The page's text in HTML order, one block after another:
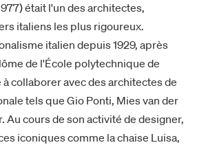
était l'un des architectes,
italiens les plus rigoureux.
italien depuis 1929, après
de l'École polytechnique de
collaborer avec des architectes de
tels que Gio Ponti, Mies van der
Au cours de son activité de designer,
iconiques comme la chaise Luisa,